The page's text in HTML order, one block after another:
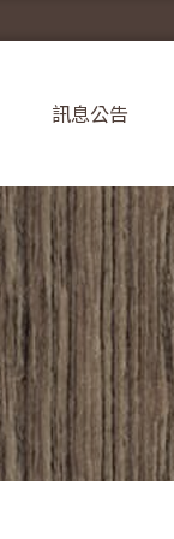
訊息公告